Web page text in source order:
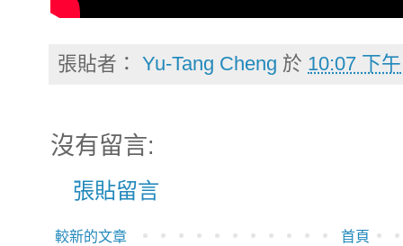
張貼者： Yu-Tang Cheng 於 10:07 下午
沒有留言:
張貼留言
較新的文章 首頁